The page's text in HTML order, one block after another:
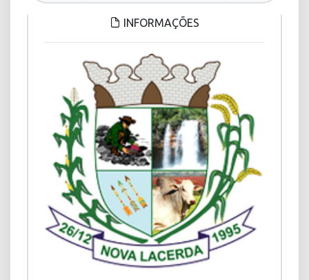
INFORMAÇÕES